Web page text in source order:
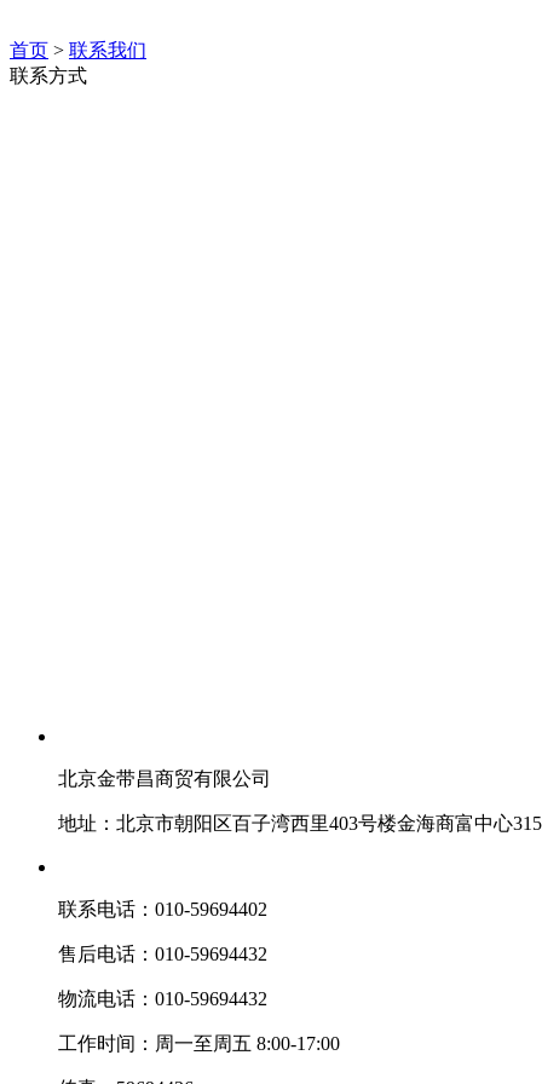
首页 > 联系我们
联系方式
北京金带昌商贸有限公司
地址：北京市朝阳区百子湾西里403号楼金海商富中心
联系电话：010-59694402
售后电话：010-59694432
物流电话：010-59694432
工作时间：周一至周五 8:00-17:00